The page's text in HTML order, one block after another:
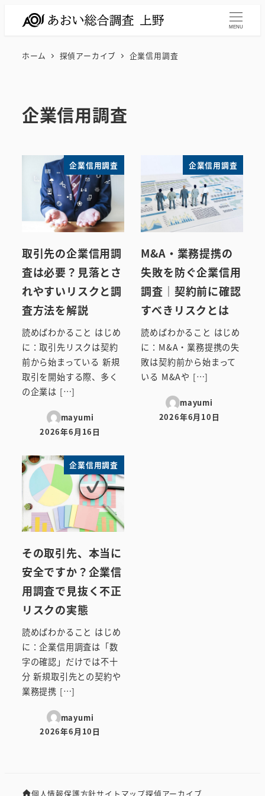
MENU
ホーム 探偵アーカイブ 企業信用調査
企業信用調査
企業信用調査
取引先の企業信用調
査は必要？見落とさ
れやすいリスクと調
査方法を解説
読めばわかること はじめ
に：取引先リスクは契約
前から始まっている 新規
取引を開始する際、多く
の企業は […]
mayumi
投稿日
2026年6月16日
企業信用調査
M&A・業務提携の
失敗を防ぐ企業信用
調査｜契約前に確認
すべきリスクとは
読めばわかること はじめ
に：M&A・業務提携の失
敗は契約前から始まって
いる M&Aや […]
mayumi
投稿日
2026年6月10日
企業信用調査
その取引先、本当に
安全ですか？企業信
用調査で見抜く不正
リスクの実態
読めばわかること はじめ
に：企業信用調査は「数
字の確認」だけでは不十
分 新規取引先との契約や
業務提携 […]
mayumi
投稿日
2026年6月10日
個人情報保護方針サイトマップ探偵アーカイブ